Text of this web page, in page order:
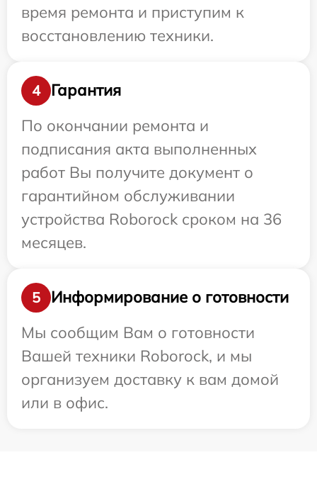
время ремонта и приступим к
восстановлению техники.
4
Гарантия
По окончании ремонта и
подписания акта выполненных
работ Вы получите документ о
гарантийном обслуживании
устройства Roborock сроком на 36
месяцев.
5
Информирование о готовности
Мы сообщим Вам о готовности
Вашей техники Roborock, и мы
организуем доставку к вам домой
или в офис.